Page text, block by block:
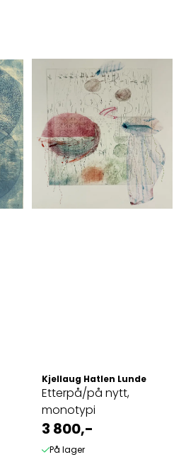
Kjellaug Hatlen Lunde
Etterpå/på nytt,
monotypi
3 800,-
På lager